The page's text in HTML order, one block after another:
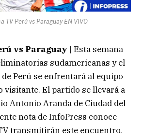
TV Perú vs Paraguay EN VIVO
vs Paraguay | Esta semana
sudamericanas y el
Perú se enfrentará al equipo
visitante. El partido se llevará a
Antonio Aranda de Ciudad del
nota de InfoPress conoce
transmitirán este encuentro.